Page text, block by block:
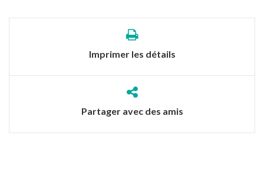
Imprimer les détails
Partager avec des amis